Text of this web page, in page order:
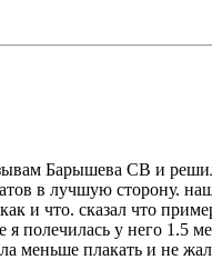
Барышева СВ и
в лучшую сторону.
и что. сказал что
полечилась у него 1.5
меньше плакать и не